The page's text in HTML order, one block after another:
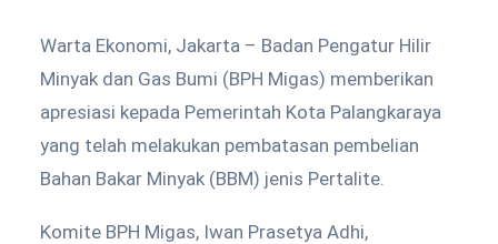
Warta Ekonomi, Jakarta – Badan Pengatur Hilir
Minyak dan Gas Bumi (BPH Migas) memberikan
apresiasi kepada Pemerintah Kota Palangkaraya
yang telah melakukan pembatasan pembelian
Bahan Bakar Minyak (BBM) jenis Pertalite.
Komite BPH Migas, Iwan Prasetya Adhi,